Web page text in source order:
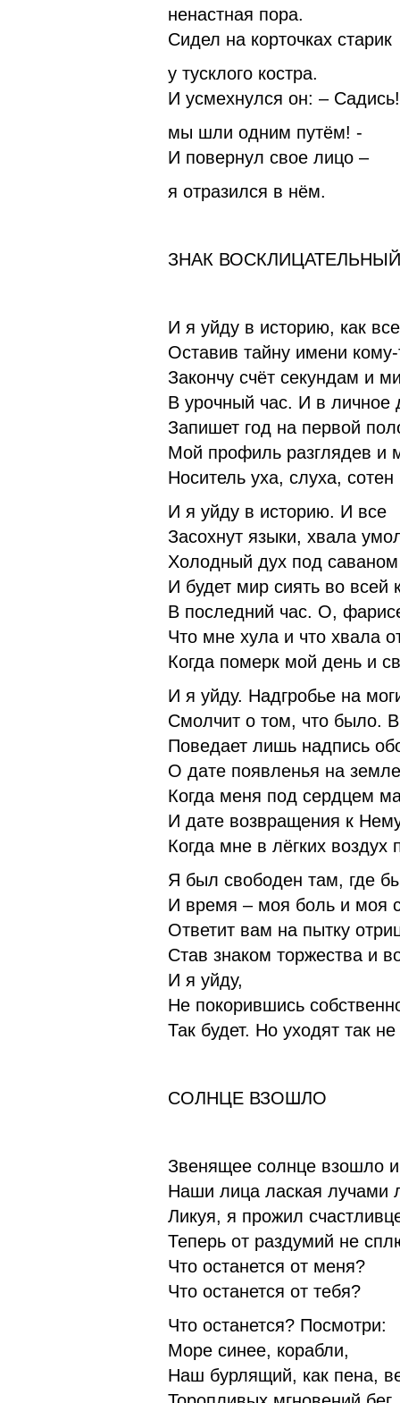
ненастная пора.
Сидел на корточках старик
у тусклого костра.
И усмехнулся он: – Садись!
мы шли одним путём! -
И повернул свое лицо –
я отразился в нём.
ЗНАК ВОСКЛИЦАТЕЛЬНЫЙ
И я уйду в историю, как
Оставив тайну имени
Закончу счёт секундам и
В урочный час. И в личное
Запишет год на первой
Мой профиль разглядев и
Носитель уха, слуха, сотен
И я уйду в историю. И все
Засохнут языки, хвала
Холодный дух под саваном
И будет мир сиять во всей
В последний час. О,
Что мне хула и что хвала
Когда померк мой день и
И я уйду. Надгробье на
Смолчит о том, что было.
Поведает лишь надпись
О дате появленья на
Когда меня под сердцем
И дате возвращения к
Когда мне в лёгких воздух
Я был свободен там, где
И время – моя боль и моя
Ответит вам на пытку
Став знаком торжества и
И я уйду,
Не покорившись
Так будет. Но уходят так
СОЛНЦЕ ВЗОШЛО
Звенящее солнце взошло и
Наши лица лаская лучами
Ликуя, я прожил
Теперь от раздумий не
Что останется от меня?
Что останется от тебя?
Что останется? Посмотри:
Море синее, корабли,
Наш бурлящий, как пена,